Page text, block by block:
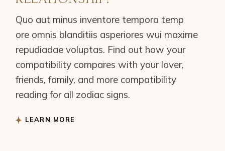
Quo aut minus inventore tempora temp
ore omnis blanditiis asperiores wui maxime
repudiadae voluptas. Find out how your
compatibility compares with your lover,
friends, family, and more compatibility
reading for all zodiac signs.
LEARN MORE